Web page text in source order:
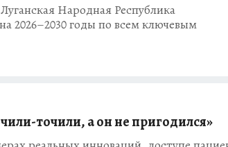
Народная Республика
2026–2030 годы по всем ключевым
точили, а он не пригодился»